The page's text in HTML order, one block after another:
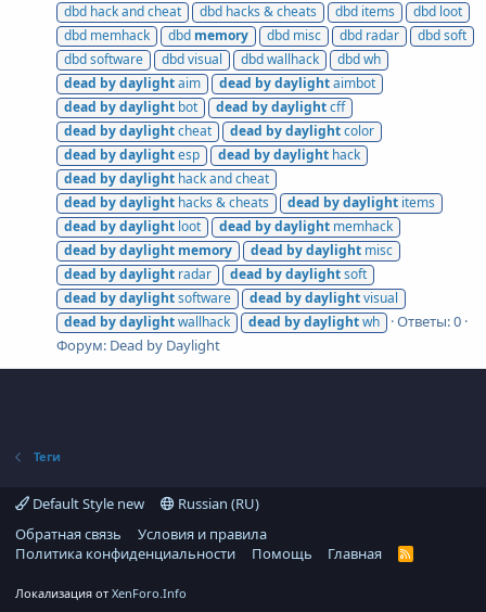
dbd hack and cheat
dbd hacks & cheats dbd items
dbd loot
dbd memhack
dbd memory dbd misc dbd radar
dbd soft
dbd software
dbd visual dbd wallhack
dbd wh
dead bydaylightaim dead bydaylightaimbot
dead bydaylight bot dead bydaylightcff
dead bydaylightcheat dead bydaylightcolor
dead bydaylightesp dead bydaylight hack
dead bydaylight hack and cheat
dead bydaylight hacks & cheats dead bydaylight items
dead bydaylight loot dead bydaylight memhack
dead bydaylight memory dead bydaylight misc
dead bydaylight radar dead bydaylightsoft
dead bydaylightsoftware dead bydaylightvisual
dead bydaylightwallhack dead bydaylightwh
Ответы: 0
Форум: Dead by Daylight
Теги
Default Style new
Russian (RU)
Обратная связь
Условия и правила
Политика конфиденциальности
Помощь Главная
R
Локализация от XenForo.Info